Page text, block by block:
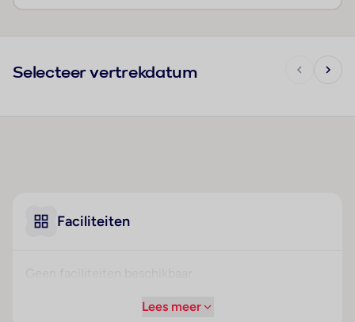
Selecteer vertrekdatum
Faciliteiten
Lees meer